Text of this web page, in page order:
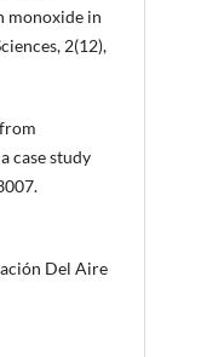
monoxide in
2(12),
case study
Del Aire